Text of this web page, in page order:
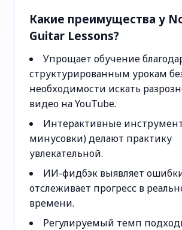
Какие преимущества у
Guitar Lessons?
Упрощает обучение
структурированным урокам
необходимости искать
видео на YouTube.
Интерактивные
минусовки) делают практику
увлекательной.
ИИ-фидбэк выявляет
отслеживает прогресс в
времени.
Регулируемый темп